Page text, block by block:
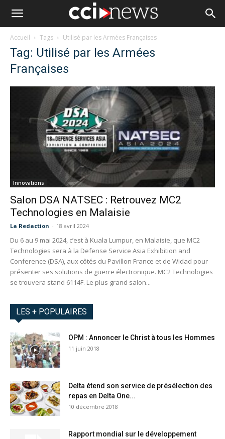
Accueil Tags Utilisé par les Armées Françaises
Tag: Utilisé par les Armées
Françaises
Innovations
Salon DSA NATSEC : Retrouvez MC2
Technologies en Malaisie
La Redaction - 18 avril 2024
Du 6 au 9 mai 2024, c’est à Kuala Lumpur, en Malaisie, que MC2
Technologies sera à la Defense Service Asia Exhibition and
Conference (DSA), aux côtés du Pavillon France et de Widad pour
présenter ses solutions de guerre électronique. MC2 Technologies
se trouvera stand 6114F. Le plus grand salon...
LES + POPULAIRES
OPM : Annoncer le Christ à tous les Hommes
11 juin 2018
Delta étend son service de présélection des
repas en Delta One...
10 décembre 2018
Rapport mondial sur le développement